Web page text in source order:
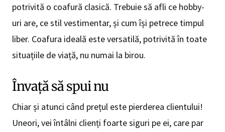
potrivită o coafură clasică. Trebuie să afli ce hobby-
uri are, ce stil vestimentar, și cum își petrece timpul
liber. Coafura ideală este versatilă, potrivită în toate
situațiile de viață, nu numai la birou.
Învață să spui nu
Chiar și atunci când prețul este pierderea clientului!
Uneori, vei întâlni clienți foarte siguri pe ei, care par